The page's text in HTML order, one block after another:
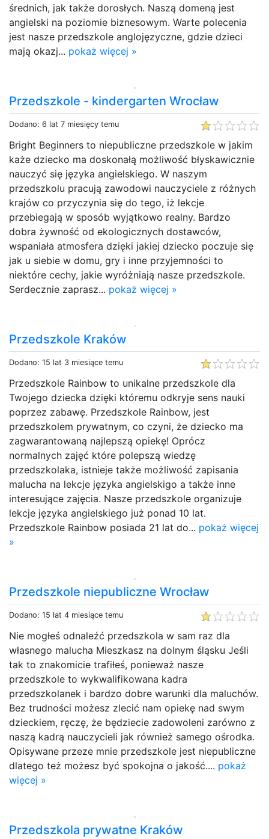
średnich, jak także dorosłych. Naszą domeną jest
angielski na poziomie biznesowym. Warte polecenia
jest nasze przedszkole anglojęzyczne, gdzie dzieci
mają okazj... pokaż więcej »
Przedszkole - kindergarten Wrocław
Dodano: 6 lat 7 miesięcy temu
Bright Beginners to niepubliczne przedszkole w jakim
każe dziecko ma doskonałą możliwość błyskawicznie
nauczyć się języka angielskiego. W naszym
przedszkolu pracują zawodowi nauczyciele z różnych
krajów co przyczynia się do tego, iż lekcje
przebiegają w sposób wyjątkowo realny. Bardzo
dobra żywność od ekologicznych dostawców,
wspaniała atmosfera dzięki jakiej dziecko poczuje się
jak u siebie w domu, gry i inne przyjemności to
niektóre cechy, jakie wyróżniają nasze przedszkole.
Serdecznie zaprasz... pokaż więcej »
Przedszkole Kraków
Dodano: 15 lat 3 miesiące temu
Przedszkole Rainbow to unikalne przedszkole dla
Twojego dziecka dzięki któremu odkryje sens nauki
poprzez zabawę. Przedszkole Rainbow, jest
przedszkolem prywatnym, co czyni, że dziecko ma
zagwarantowaną najlepszą opiekę! Oprócz
normalnych zajęć które polepszą wiedzę
przedszkolaka, istnieje także możliwość zapisania
malucha na lekcje języka angielskigo a także inne
interesujące zajęcia. Nasze przedszkole organizuje
lekcje języka angielskiego już ponad 10 lat.
Przedszkole Rainbow posiada 21 lat do... pokaż więcej
»
Przedszkole niepubliczne Wrocław
Dodano: 15 lat 4 miesiące temu
Nie mogłeś odnaleźć przedszkola w sam raz dla
własnego malucha Mieszkasz na dolnym śląsku Jeśli
tak to znakomicie trafiłeś, ponieważ nasze
przedszkole to wykwalifikowana kadra
przedszkolanek i bardzo dobre warunki dla maluchów.
Bez trudności możesz zlecić nam opiekę nad swym
dzieckiem, ręczę, że będziecie zadowoleni zarówno z
naszą kadrą nauczycieli jak również samego ośrodka.
Opisywane przeze mnie przedszkole jest niepubliczne
dlatego też możesz być spokojna o jakość.... pokaż
więcej »
Przedszkola prywatne Kraków